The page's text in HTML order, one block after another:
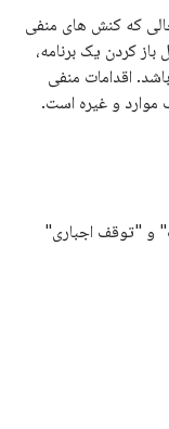
که کنش های منفی
کردن یک برنامه،
اقدامات منفی
موارد و غیره است.
و "توقف اجباری"